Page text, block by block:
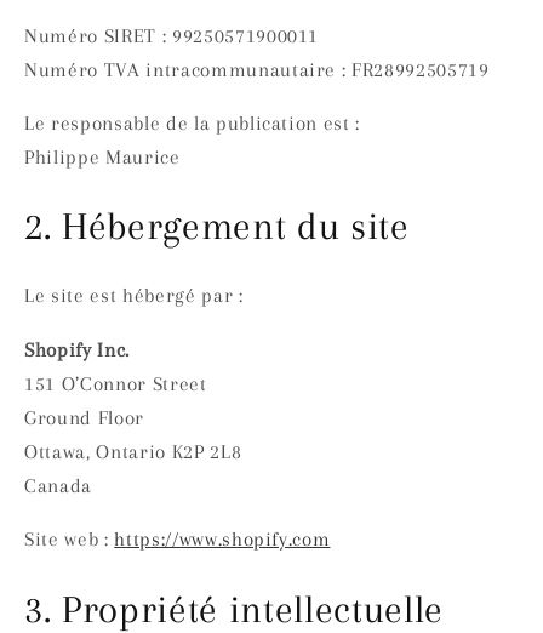
Numéro SIRET : 99250571900011
Numéro TVA intracommunautaire : FR28992505719
Le responsable de la publication est :
Philippe Maurice
2. Hébergement du site
Le site est hébergé par :
ShopifyInc.
151 O’Connor Street
Ground Floor
Ottawa, Ontario K2P 2L8
Canada
Site web :https://www.shopify.com
3. Propriété intellectuelle